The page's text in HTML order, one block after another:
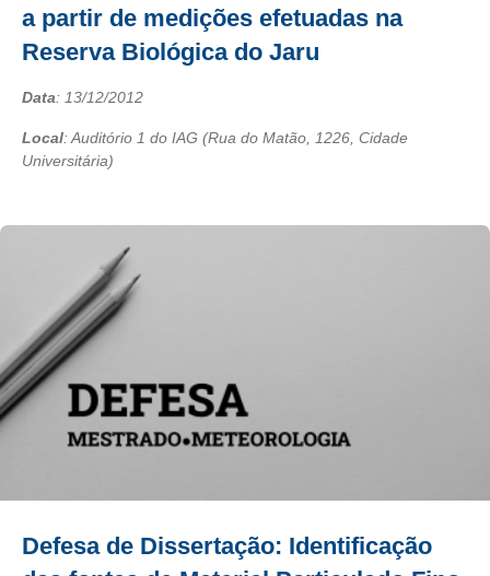
a partir de medições efetuadas na
Reserva Biológica do Jaru
Data: 13/12/2012
Local: Auditório 1 do IAG (Rua do Matão, 1226, Cidade
Universitária)
Defesa de Dissertação: Identificação